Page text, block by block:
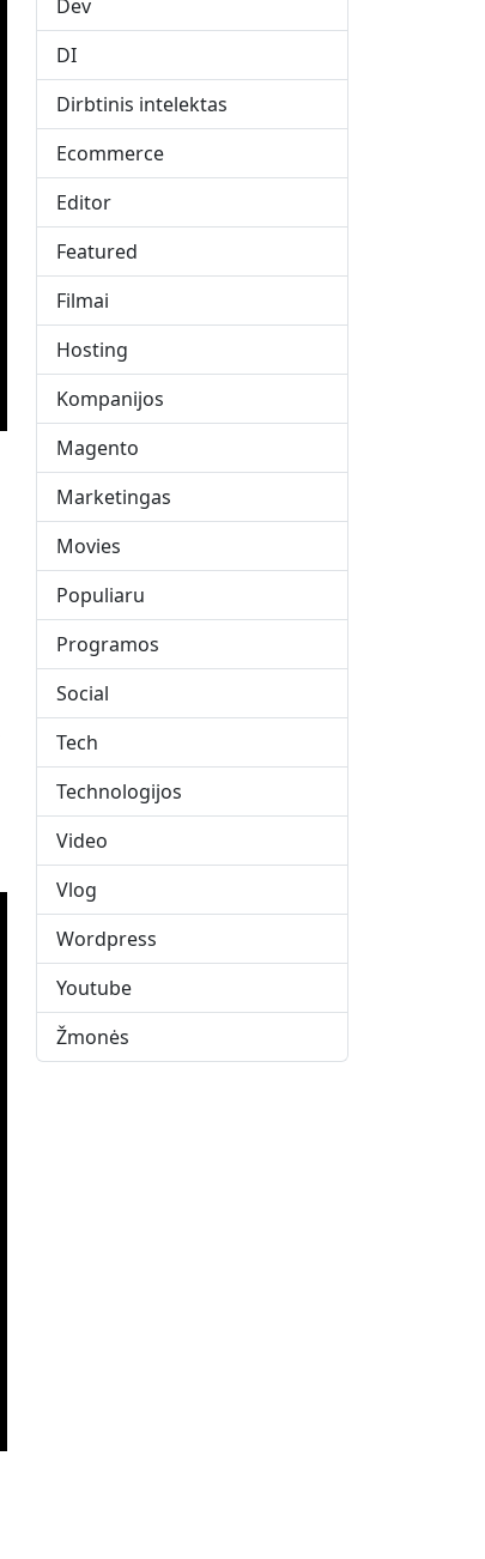
Dev
DI
Dirbtinis intelektas
Ecommerce
Editor
Featured
Filmai
Hosting
Kompanijos
Magento
Marketingas
Movies
Populiaru
Programos
Social
Tech
Technologijos
Video
Vlog
Wordpress
Youtube
Žmonės